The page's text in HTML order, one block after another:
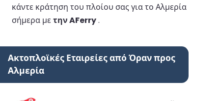
κάντε κράτηση του πλοίου σας για το Αλμερία
σήμερα μετην AFerry.
Ακτοπλοϊκές Εταιρείες από Όραν προς
Αλμερία